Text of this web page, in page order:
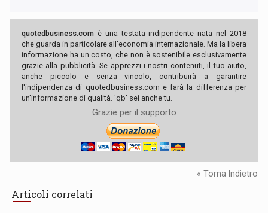
quotedbusiness.com è una testata indipendente nata nel 2018
che guarda in particolare all'economia internazionale. Ma la libera
informazione ha un costo, che non è sostenibile esclusivamente
grazie alla pubblicità. Se apprezzi i nostri contenuti, il tuo aiuto,
anche piccolo e senza vincolo, contribuirà a garantire
l'indipendenza di quotedbusiness.com e farà la differenza per
un'informazione di qualità. 'qb' sei anche tu.
Grazie per il supporto
« Torna Indietro
Articoli correlati